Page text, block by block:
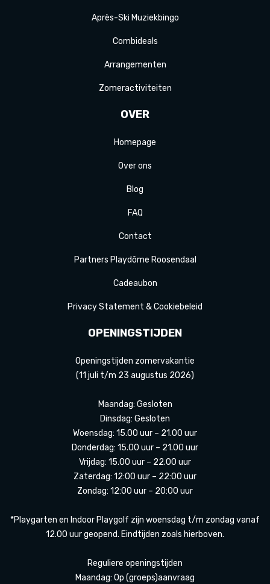
Après-Ski Muziekbingo
Combideals
Arrangementen
Zomeractiviteiten
OVER
Homepage
Over ons
Blog
FAQ
Contact
Partners Playdôme Roosendaal
Cadeaubon
Privacy Statement & Cookiebeleid
OPENINGSTIJDEN
Openingstijden zomervakantie
(11 juli t/m 23 augustus 2026)
Maandag: Gesloten
Dinsdag: Gesloten
Woensdag: 15.00 uur – 21.00 uur
Donderdag: 15.00 uur – 21.00 uur
Vrijdag: 15.00 uur – 22.00 uur
Zaterdag: 12:00 uur – 22:00 uur
Zondag: 12:00 uur – 20:00 uur
*Playgarten en Indoor Playgolf zijn woensdag t/m zondag vanaf
12.00 uur geopend. Eindtijden zoals hierboven.
Reguliere openingstijden
Maandag: Op (groeps)aanvraag